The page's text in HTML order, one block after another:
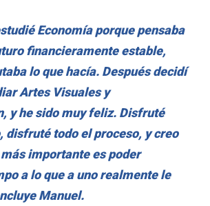
Economía porque pensaba
financieramente estable,
lo que hacía. Después decidí
Artes Visuales y
y he sido muy feliz. Disfruté
disfruté todo el proceso, y creo
importante es poder
a lo que a uno realmente le
Manuel.